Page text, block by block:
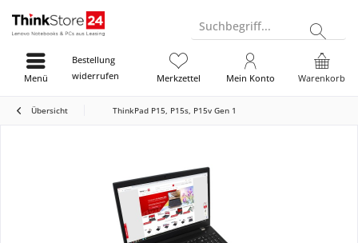
Suchbegriff...
Bestellung
widerrufen
Warenkorb
Merkzettel Mein Konto
Menü
Übersicht ThinkPad P15, P15s, P15v Gen 1